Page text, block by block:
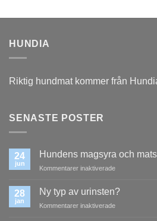
HUNDIA
Riktig hundmat kommer från
SENASTE POSTER
24
jun
Hundens magsyra och
Kommentarer inaktiveradeför
magsyra
matsmältning
28
jan
Ny typ av urinsten?
Kommentarer inaktiveradeför